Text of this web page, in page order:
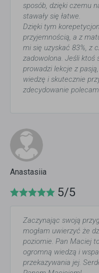
sposób, dzięki czemu
stawały się łatwe.
Dzięki tym
przyjemnością, a z
mi się uzyskać 83%, z
zadowolona. Jeśli ktoś
prowadzi lekcje z
wiedzę i skutecznie
zdecydowanie
Anastasiia
5/5
Zaczynając swoją
mogłam uwierzyć że
poziomie. Pan Maciej
ogromną wiedzą i
przekazywania jej.